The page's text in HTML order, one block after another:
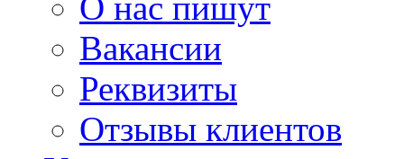
Вакансии
Реквизиты
Отзывы клиентов